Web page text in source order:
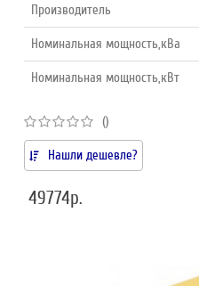
Производитель
Номинальная мощность,кВа
Номинальная мощность,кВт
()
Нашли дешевле?
49774р.